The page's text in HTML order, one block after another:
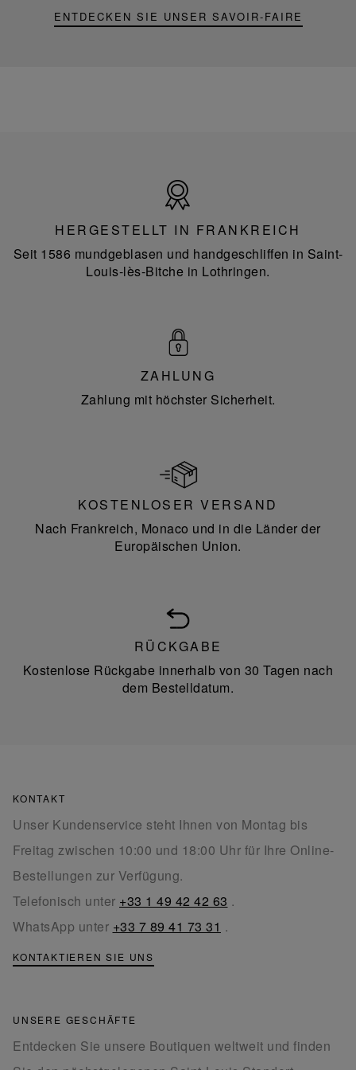
ENTDECKEN SIE UNSER SAVOIR-FAIRE
Frankreich
HERGESTELLT IN FRANKREICH
Seit 1586 mundgeblasen und handgeschliffen in Saint-
Louis-lès-Bitche in Lothringen.
ZAHLUNG
Zahlung mit höchster Sicherheit.
KOSTENLOSER VERSAND
Nach Frankreich, Monaco und in die Länder der
Europäischen Union.
RÜCKGABE
Kostenlose Rückgabe innerhalb von 30 Tagen nach
dem Bestelldatum.
KONTAKT
Unser Kundenservice steht Ihnen von Montag bis
Freitag zwischen 10:00 und 18:00 Uhr für Ihre Online-
Bestellungen zur Verfügung.
Telefonisch unter +33 1 49 42 42 63 .
WhatsApp unter +33 7 89 41 73 31 .
KONTAKTIEREN SIE UNS
UNSERE GESCHÄFTE
Entdecken Sie unsere Boutiquen weltweit und finden